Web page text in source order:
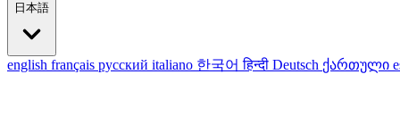
日本語
english français русский italiano 한국어हिन्दी Deutsch ქართული